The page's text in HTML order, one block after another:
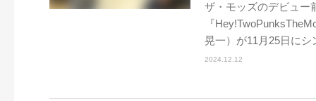
ザ・モッズのデビュー
『
晃一）が11月25日にシ
2024.12.12